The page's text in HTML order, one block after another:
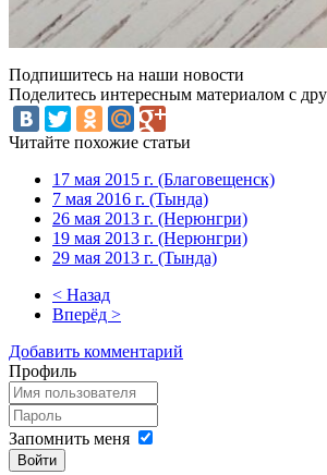
Подпишитесь на наши новости
Поделитесь интересным материалом с
Читайте похожие статьи
17 мая 2015 г. (Благовещенск)
7 мая 2016 г. (Тында)
26 мая 2013 г. (Нерюнгри)
19 мая 2013 г. (Нерюнгри)
29 мая 2013 г. (Тында)
< Назад
Вперёд >
Добавить комментарий
Профиль
Запомнить меня
Войти